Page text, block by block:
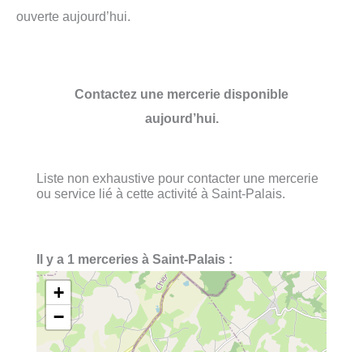
ouverte aujourd’hui.
Contactez une mercerie disponible
aujourd’hui.
Liste non exhaustive pour contacter une mercerie
ou service lié à cette activité à Saint-Palais.
Il y a 1 merceries à Saint-Palais :
+
−